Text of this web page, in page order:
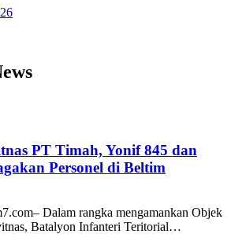
PT Timah, Yonif 845 dan
Personel di Beltim
Dalam rangka mengamankan Objek
Batalyon Infanteri Teritorial…